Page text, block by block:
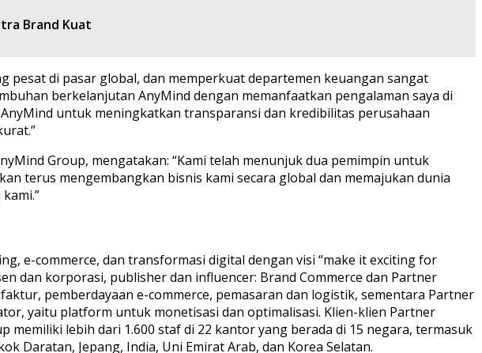
Brand Kuat
pesat di pasar global, dan memperkuat departemen keuangan sangat
berkelanjutan AnyMind dengan memanfaatkan pengalaman saya di
untuk meningkatkan transparansi dan kredibilitas perusahaan
Group, mengatakan: “Kami telah menunjuk dua pemimpin untuk
terus mengembangkan bisnis kami secara global dan memajukan dunia
e-commerce, dan transformasi digital dengan visi “make it exciting for
dan korporasi, publisher dan influencer: Brand Commerce dan Partner
pemberdayaan e-commerce, pemasaran dan logistik, sementara Partner
yaitu platform untuk monetisasi dan optimalisasi. Klien-klien Partner
lebih dari 1.600 staf di 22 kantor yang berada di 15 negara, termasuk
Daratan, Jepang, India, Uni Emirat Arab, dan Korea Selatan.